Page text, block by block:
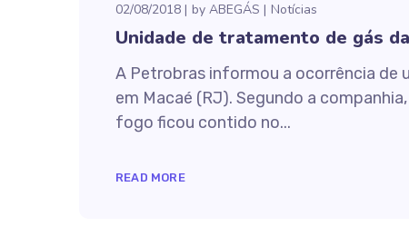
02/08/2018 by ABEGÁS Notícias
Unidade de tratamento de gás
A Petrobras informou a ocorrência de
em Macaé (RJ). Segundo a
fogo ficou contido no...
READ MORE